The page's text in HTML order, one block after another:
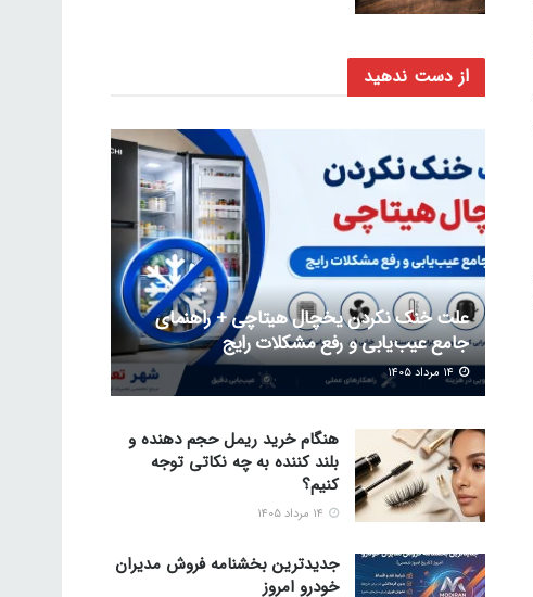
از دست ندهید
علت خنک نکردن یخچال هیتاچی + راهنمای
جامع عیب‌یابی و رفع مشکلات رایج
هنگام خرید ریمل حجم دهنده و
بلند کننده به چه نکاتی توجه
کنیم؟
جدیدترین بخشنامه فروش مدیران
خودرو امروز